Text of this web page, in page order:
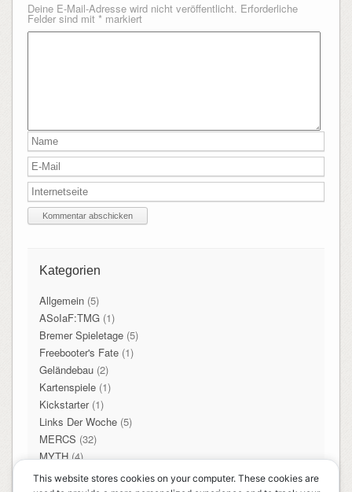
Deine E-Mail-Adresse wird nicht veröffentlicht. Erforderliche
Felder sind mit *markiert
Kategorien
Allgemein(5)
ASoIaF:TMG(1)
Bremer Spieletage(5)
Freebooter's Fate(1)
Geländebau(2)
Kartenspiele(1)
Kickstarter(1)
Links Der Woche(5)
MERCS (32)
MYTH(4)
SAGA(2)
This website stores cookies on your computer. These cookies are